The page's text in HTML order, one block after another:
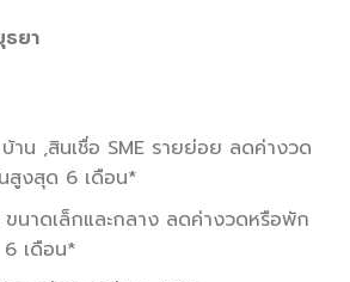
ยา
าน ,สินเชื่อ SME รายย่อย ลดค่างวด
สูงสุด 6 เดือน*
ขนาดเล็กและกลาง ลดค่างวดหรือพัก
6 เดือน*